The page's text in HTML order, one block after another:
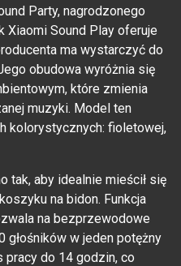
Party, nagrodzonego
Xiaomi Sound Play oferuje
ma wystarczyć do
obudowa wyróżnia się
które zmienia
muzyki. Model ten
kolorystycznych: fioletowej,
tak, aby idealnie mieścił się
na bidon. Funkcja
na bezprzewodowe
głośników w jeden potężny
pracy do 14 godzin, co